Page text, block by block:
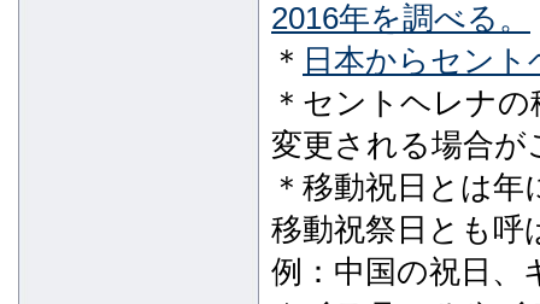
2016年を調べる。
＊ 日本からセン
＊セントヘレナ
変更される場合が
＊移動祝日とは
移動祝祭日とも呼
例：中国の祝日、